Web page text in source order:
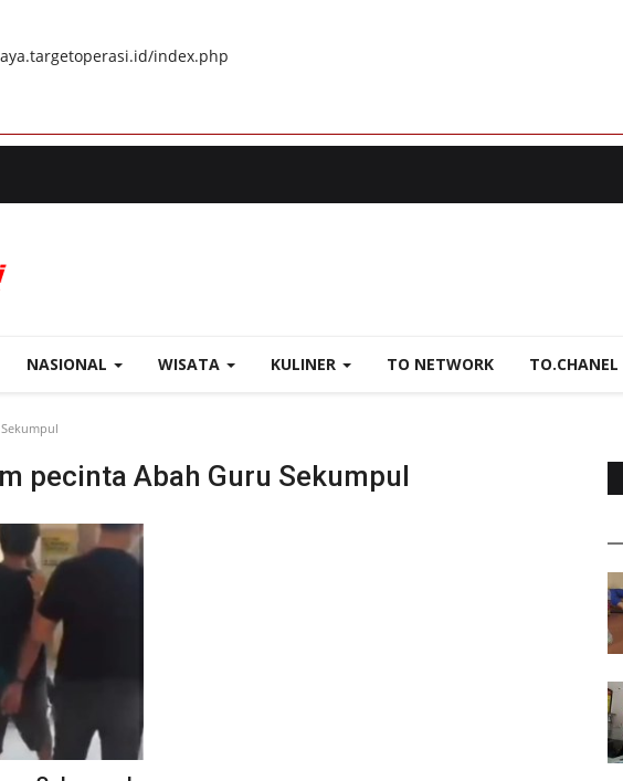
index.php
NASIONAL WISATA KULINER TO NETWORK TO.CHANEL
pecinta Abah Guru Sekumpul